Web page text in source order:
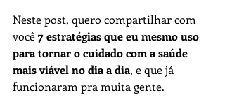
Neste post, quero compartilhar com
você 7 estratégias que eu mesmo uso
para tornar o cuidado com a saúde
mais viável no dia a dia, e que já
funcionaram pra muita gente.